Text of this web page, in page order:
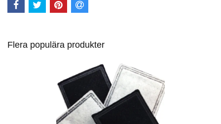
Flera populära produkter